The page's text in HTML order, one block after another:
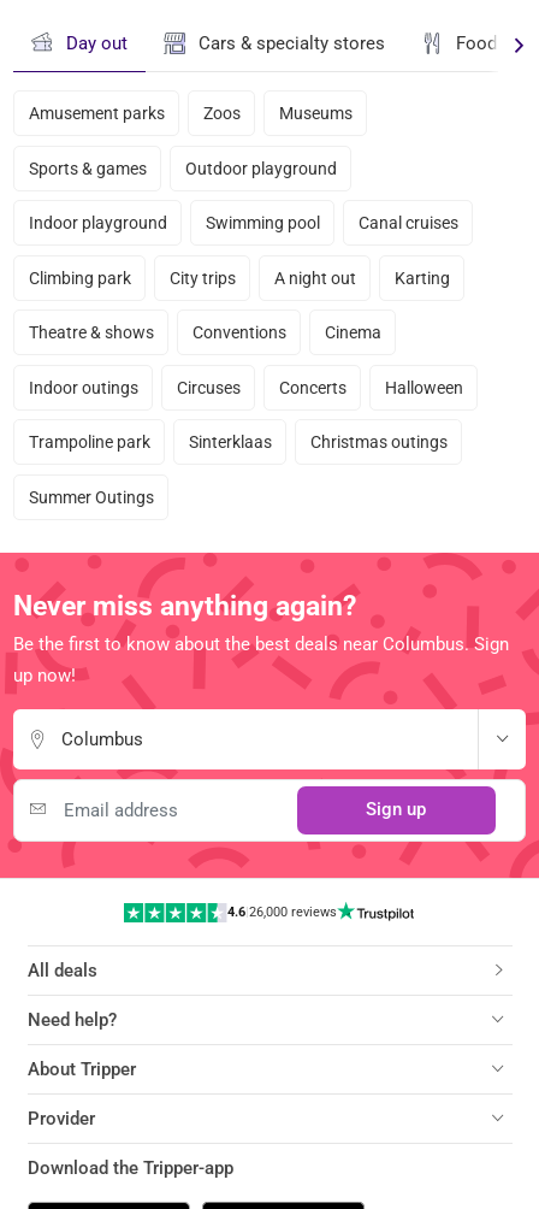
Day out Cars & specialty stores Food &
Amusement parks Zoos Museums
Sports & games Outdoor playground
Indoor playground Swimming pool Canal cruises
Climbing park City trips A night out Karting
Theatre & shows Conventions Cinema
Indoor outings Circuses Concerts Halloween
Trampoline park Sinterklaas Christmas outings
Summer Outings
Never miss anything again?
Be the first to know about the best deals near Columbus. Sign
up now!
Columbus
Sign up
4.6| 26,000 reviews
All deals
Need help?
About Tripper
Provider
Download the Tripper-app